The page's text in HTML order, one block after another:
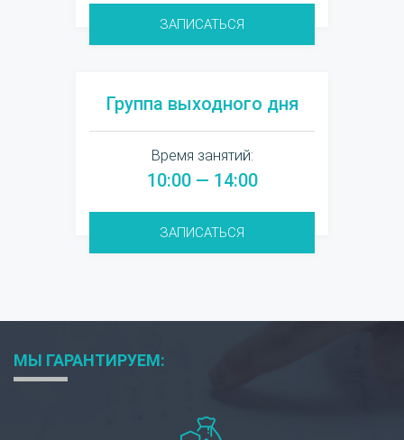
ЗАПИСАТЬСЯ
Группа выходного дня
Время занятий:
10:00 — 14:00
ЗАПИСАТЬСЯ
МЫ ГАРАНТИРУЕМ: